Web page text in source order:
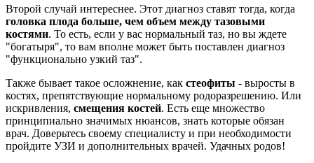
Второй случай интереснее. Этот диагноз ставят тогда, когда
головка плода больше, чем объем между тазовыми
костями. То есть, если у вас нормальный таз, но вы ждете
"богатыря", то вам вполне может быть поставлен диагноз
"функционально узкий таз".
Также бывает такое осложнение, как стеофиты - выросты в
костях, препятствующие нормальному родоразрешению. Или
искривления, смещения костей. Есть еще множество
принципиально значимых нюансов, знать которые обязан
врач. Доверьтесь своему специалисту и при необходимости
пройдите УЗИ и дополнительных врачей. Удачных родов!